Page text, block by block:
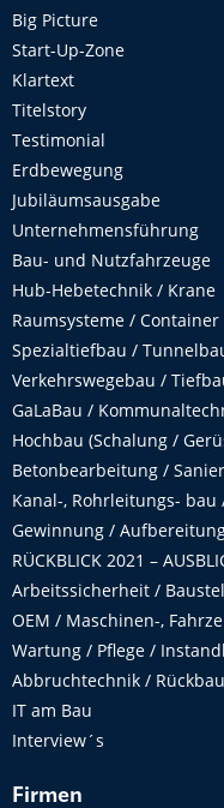
Big Picture
Start-Up-Zone
Klartext
Titelstory
Testimonial
Erdbewegung
Jubiläumsausgabe
Unternehmensführung
Bau- und Nutzfahrzeuge
Hub-Hebetechnik / Krane
Raumsysteme / Container
Spezialtiefbau /
Verkehrswegebau /
GaLaBau /
Hochbau (Schalung /
Betonbearbeitung /
Kanal-, Rohrleitungs- bau
Gewinnung /
RÜCKBLICK 2021 –
Arbeitssicherheit /
OEM / Maschinen-,
Wartung / Pflege /
Abbruchtechnik /
IT am Bau
Interview´s
Firmen